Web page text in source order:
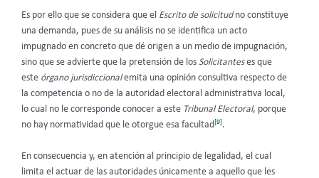
Es por ello que se considera que el Escrito de solicitud no constituye
una demanda, pues de su análisis no se identifica un acto
impugnado en concreto que dé origen a un medio de impugnación,
sino que se advierte que la pretensión de los Solicitanteses que
este órgano jurisdiccionalemita una opinión consultiva respecto de
la competencia o no de la autoridad electoral administrativa local,
lo cual no le corresponde conocer a este Tribunal Electoral, porque
no hay normatividad que le otorgue esa facultad[9].
En consecuencia y, en atención al principio de legalidad, el cual
limita el actuar de las autoridades únicamente a aquello que les